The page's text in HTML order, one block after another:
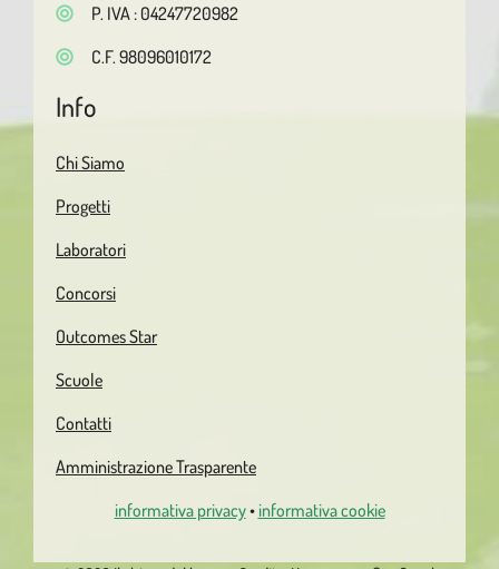
P. IVA : 04247720982
C.F. 98096010172
Info
Chi Siamo
Progetti
Laboratori
Concorsi
Outcomes Star
Scuole
Contatti
Amministrazione Trasparente
informativa privacy• informativa cookie